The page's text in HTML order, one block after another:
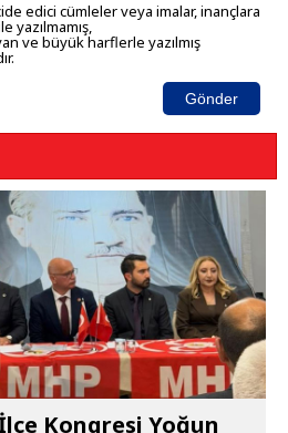
edici cümleler veya imalar, inançlara
yazılmamış,
ve büyük harflerle yazılmış
Gönder
Kongresi Yoğun